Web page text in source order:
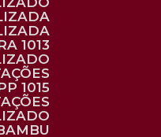
1013
1015